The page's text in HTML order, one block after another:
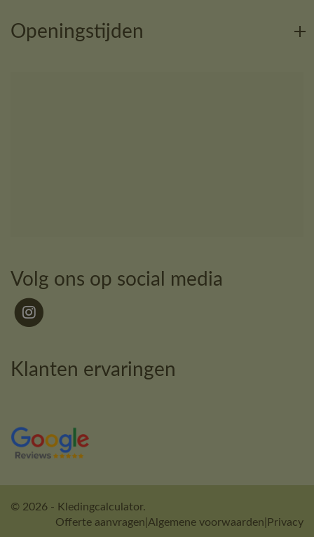
Openingstijden
Volg ons op social media
Klanten ervaringen
© 2026 - Kledingcalculator.
Offerte aanvragen Algemene voorwaarden Privacy